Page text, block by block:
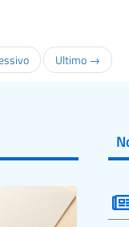
Ultimo →